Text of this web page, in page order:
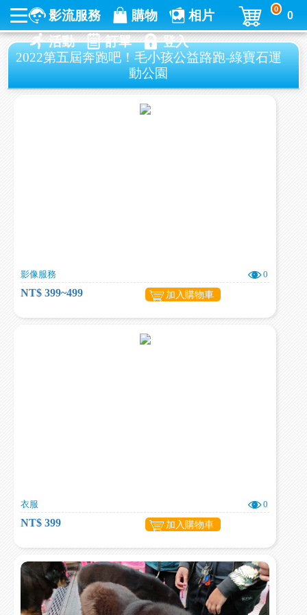
影流服務 購物
相片
活動
訂單 登入
0
0
2022第五屆奔跑吧！毛小孩公益路跑-綠寶石運
動公園
影像服務 0
NT$ 399~499 加入購物車
衣服 0
NT$ 399 加入購物車